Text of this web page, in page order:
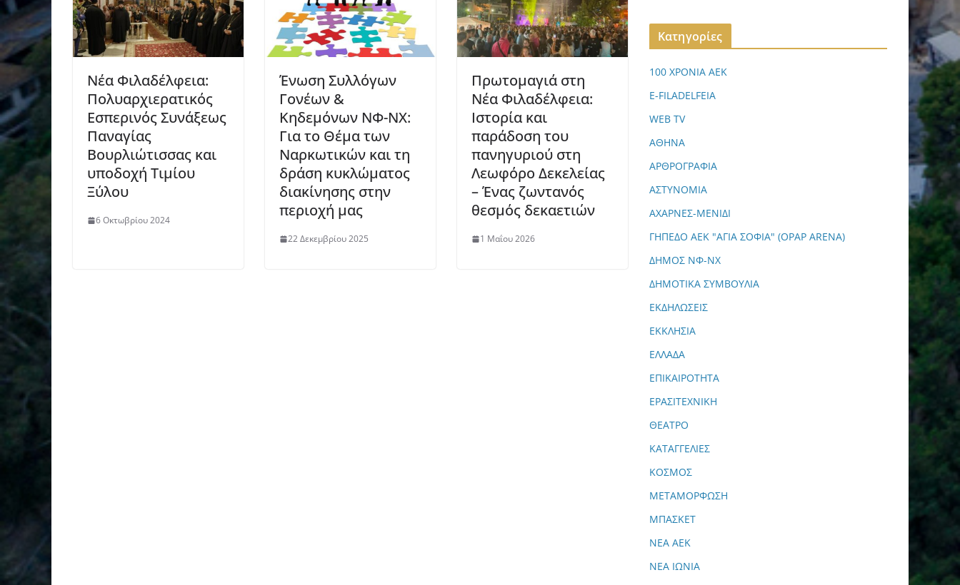
Νέα Φιλαδέλφεια:
Πολυαρχιερατικός
Εσπερινός Συνάξεως
Παναγίας
Βουρλιώτισσας και
υποδοχή Τιμίου
Ξύλου
6 Οκτωβρίου 2024
Ένωση Συλλόγων
Γονέων &
Κηδεμόνων ΝΦ-ΝΧ:
Για το Θέμα των
Ναρκωτικών και τη
δράση κυκλώματος
διακίνησης στην
περιοχή μας
22 Δεκεμβρίου 2025
Πρωτομαγιά στη
Νέα Φιλαδέλφεια:
Ιστορία και
παράδοση του
πανηγυριού στη
Λεωφόρο Δεκελείας
– Ένας ζωντανός
θεσμός δεκαετιών
1 Μαΐου 2026
Kατηγορίες
100 ΧΡΟΝΙΑ ΑΕΚ
E-FILADELFEIA
WEB TV
ΑΘΗΝΑ
ΑΡΘΡΟΓΡΑΦΙΑ
ΑΣΤΥΝΟΜΙΑ
ΑΧΑΡΝΕΣ-ΜΕΝΙΔΙ
ΓΗΠΕΔΟ ΑΕΚ "ΑΓΙΑ ΣΟΦΙΑ" (OPAP ARENA)
ΔΗΜΟΣ ΝΦ-ΝΧ
ΔΗΜΟΤΙΚΑ ΣΥΜΒΟΥΛΙΑ
ΕΚΔΗΛΩΣΕΙΣ
ΕΚΚΛΗΣΙΑ
ΕΛΛΑΔΑ
ΕΠΙΚΑΙΡΟΤΗΤΑ
ΕΡΑΣΙΤΕΧΝΙΚΗ
ΘΕΑΤΡΟ
ΚΑΤΑΓΓΕΛΙΕΣ
ΚΟΣΜΟΣ
ΜΕΤΑΜΟΡΦΩΣΗ
ΜΠΑΣΚΕΤ
ΝΕΑ ΑΕΚ
ΝΕΑ ΙΩΝΙΑ